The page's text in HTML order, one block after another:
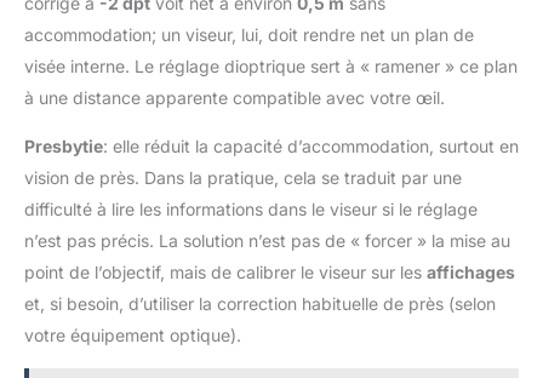
accommodation; un viseur, lui, doit rendre net un plan de
visée interne. Le réglage dioptrique sert à « ramener » ce plan
à une distance apparente compatible avec votre œil.
Presbytie: elle réduit la capacité d’accommodation, surtout en
vision de près. Dans la pratique, cela se traduit par une
difficulté à lire les informations dans le viseur si le réglage
n’est pas précis. La solution n’est pas de « forcer » la mise au
point de l’objectif, mais de calibrer le viseur sur les affichages
et, si besoin, d’utiliser la correction habituelle de près (selon
votre équipement optique).